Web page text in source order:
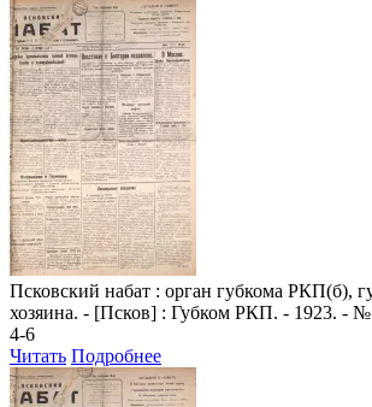
Псковский набат : орган губкома РКП(б),
хозяина. - [Псков] : Губком РКП. - 1923. -
4-6
Читать Подробнее